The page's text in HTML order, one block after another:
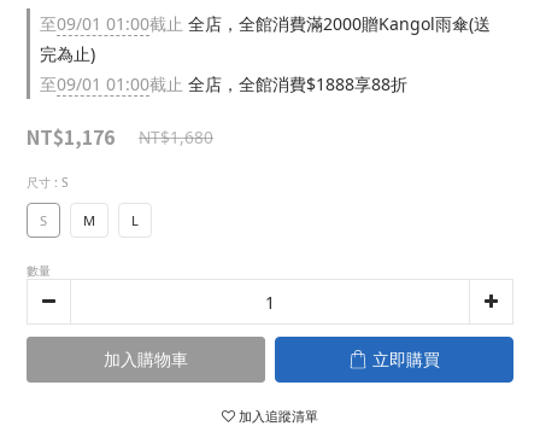
至09/01 01:00截止 全店，全館消費滿2000贈Kangol雨傘(送
完為止)
至09/01 01:00截止 全店，全館消費$1888享88折
NT$1,176 NT$1,680
尺寸 : S
S M L
數量
加入購物車 立即購買
加入追蹤清單